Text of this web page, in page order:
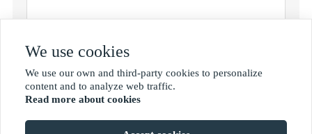
We use cookies
We use our own and third-party cookies to personalize
content and to analyze web traffic.
Read more about cookies